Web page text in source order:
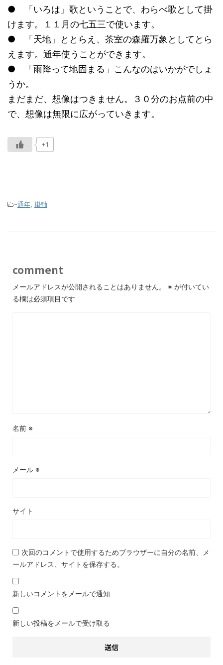
● 「いろは」歌ということで、わらべ歌として掛
けます。１１月の七五三で使います。
● 「天地」ととらえ、茶室の森羅万象としてとら
えます。通年使うことができます。
● 「雨降って地固まる」こんなのはいかがでしょ
うか。
まだまだ、想像はつきません。３０分のお点前の中
で、想像は無限に広がっていきます。
+1
-通年, 掛軸
comment
メールアドレスが公開されることはありません。 ※ が付いてい
る欄は必須項目です
名前 ※
メール ※
サイト
次回のコメントで使用するためブラウザーに自分の名前、メ
ールアドレス、サイトを保存する。
新しいコメントをメールで通知
新しい投稿をメールで受け取る